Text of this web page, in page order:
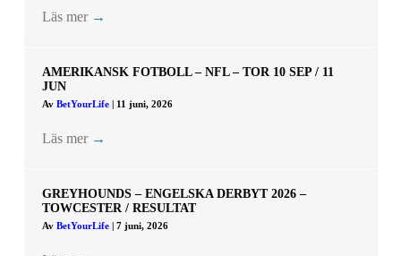
Läs mer →
AMERIKANSK FOTBOLL – NFL – TOR 10 SEP / 11
JUN
Av BetYourLife 11 juni, 2026
Läs mer →
GREYHOUNDS – ENGELSKA DERBYT 2026 –
TOWCESTER / RESULTAT
Av BetYourLife 7 juni, 2026